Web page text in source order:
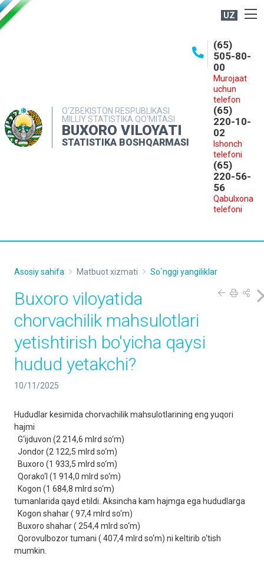
UZ
O‘ZBEKISTON RESPUBLIKASI
MILLIY STATISTIKA QO‘MITASI
BUXORO VILOYATI
STATISTIKA BOSHQARMASI
(65)
505-80-
00
Murojaat
uchun
telefon
(65)
220-10-
02
Ishonch
telefoni
(65)
220-56-
56
Qabulxona
telefoni
MATBUOT XIZMATI
MUROJAATLAR
Asosiy sahifa Matbuot xizmati So`nggi yangiliklar
Buxoro viloyatida
chorvachilik mahsulotlari
yetishtirish bo'yicha qaysi
hudud yetakchi?
10/11/2025
Hududlar kesimida chorvachilik mahsulotlarining eng yuqori
hajmi
G‘ijduvon (2 214,6 mlrd so‘m)
Jondor (2 122,5 mlrd so‘m)
Buxoro (1 933,5 mlrd so‘m)
Qorako‘l (1 914,0 mlrd so‘m)
Kogon (1 684,8 mlrd so‘m)
tumanlarida qayd etildi. Aksincha kam hajmga ega hududlarga
Kogon shahar ( 97,4 mlrd so‘m)
Buxoro shahar ( 254,4 mlrd so‘m)
Qorovulbozor tumani ( 407,4 mlrd so‘m) ni keltirib o‘tish
mumkin.